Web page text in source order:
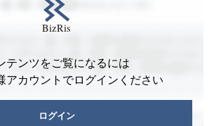
テンツをご覧になるには
アカウントでログインください
ログイン